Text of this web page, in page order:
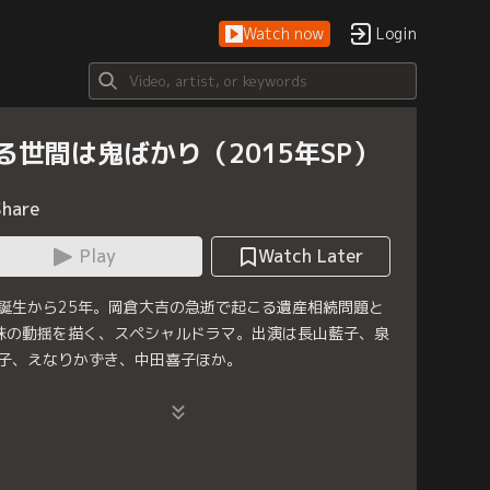
Watch now Login
世間は鬼ばかり（2015年SP）
Play
Watch Later
生から25年。岡倉大吉の急逝で起こる遺産相続問題と
の動揺を描く、スペシャルドラマ。出演は長山藍子、泉
、えなりかずき、中田喜子ほか。